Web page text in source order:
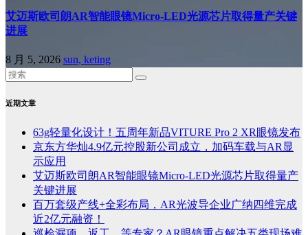
艾迈斯欧司朗AR智能眼镜Micro-LED光源芯片取得量产关键
进展
8 月 5, 2026 sun, keting
近期文章
63g轻量化设计！五周年新品VITURE Pro 2 XR眼镜发布
京东方华灿4.9亿元控股新公司成立，加码车载与AR显
示应用
艾迈斯欧司朗AR智能眼镜Micro-LED光源芯片取得量产
关键进展
百万套级产线+全彩布局，AR光波导企业广纳四维完成
近2亿元融资！